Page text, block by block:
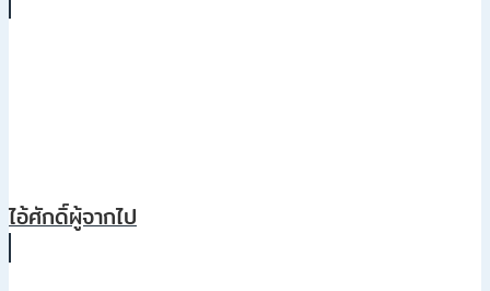
ไอ้ศักดิ์ผู้จากไป